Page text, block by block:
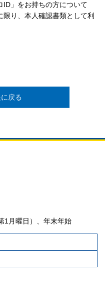
ID」をお持ちの方について
り、本人確認書類として利
戻る
月曜日）、年末年始